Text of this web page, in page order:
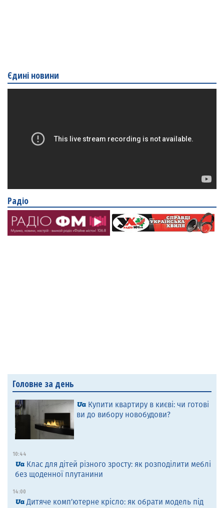
Єдині новини
Радіо
Головне за день
Купити квартиру в києві: чи готові
ви до вибору новобудови?
10:44
Клас для дітей різного зросту: як розподілити меблі
без щоденної плутанини
14:00
Дитяче комп’ютерне крісло: як обрати модель під